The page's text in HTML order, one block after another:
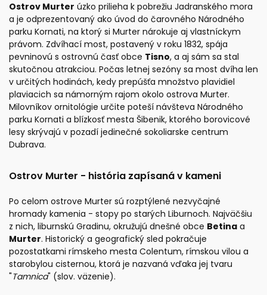
Ostrov Murter úzko prilieha k pobrežiu Jadranského mora
a je odprezentovaný ako úvod do čarovného Národného
parku Kornati, na ktorý si Murter nárokuje aj vlastníckym
právom. Zdvíhací most, postavený v roku 1832, spája
pevninovú s ostrovnú časť obce Tisno, a aj sám sa stal
skutočnou atrakciou. Počas letnej sezóny sa most dvíha len
v určitých hodinách, kedy prepúšťa množstvo plavidiel
plaviacich sa námorným rajom okolo ostrova Murter.
Milovníkov ornitológie určite poteší návšteva Národného
parku Kornati a blízkosť mesta Šibenik, ktorého borovicové
lesy skrývajú v pozadí jedinečné sokoliarske centrum
Dubrava.
Ostrov Murter - história zapísaná v kameni
Po celom ostrove Murter sú rozptýlené nezvyčajné
hromady kamenia - stopy po starých Liburnoch. Najväčšiu
z nich, liburnskú Gradinu, okružujú dnešné obce Betina a
Murter. Historický a geografický sled pokračuje
pozostatkami rímskeho mesta Colentum, rímskou vilou a
starobylou cisternou, ktorá je nazvaná vďaka jej tvaru
"Tamnica" (slov. väzenie).